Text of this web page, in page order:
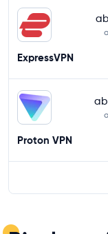
ab
ExpressVPN
ab
Proton VPN